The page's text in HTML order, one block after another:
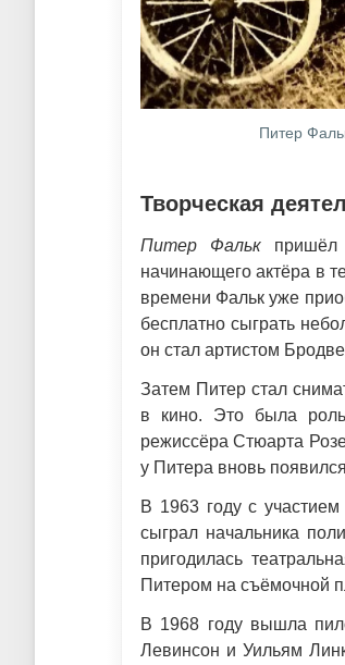
Питер
Творческая
Питер Фалькпришёл
начинающего актёра в
времени Фальк уже
бесплатно сыграть
он стал артистом
Затем Питер стал
в кино. Это была роль
режиссёра Стюарта
у Питера вновь
В 1963 году с
сыграл начальника
пригодилась
Питером на съёмочной
В 1968 году вышла
Левинсон и Уильям